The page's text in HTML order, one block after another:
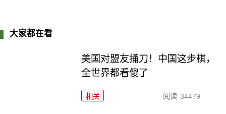
大家都在看
美国对盟友捅刀！中国这步棋，
全世界都看傻了
相关 阅读 34479